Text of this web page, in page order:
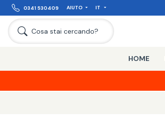
0341 530409 AIUTO IT
Cosa stai cercando?
HOME